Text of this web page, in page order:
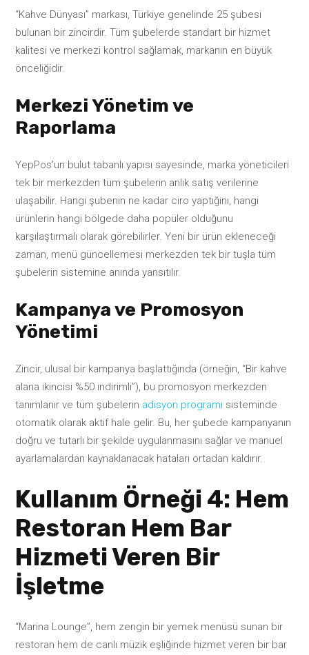
“Kahve Dünyası” markası, Türkiye genelinde 25 şubesi
bulunan bir zincirdir. Tüm şubelerde standart bir hizmet
kalitesi ve merkezi kontrol sağlamak, markanın en büyük
önceliğidir.
Merkezi Yönetim ve
Raporlama
YepPos’un bulut tabanlı yapısı sayesinde, marka yöneticileri
tek bir merkezden tüm şubelerin anlık satış verilerine
ulaşabilir. Hangi şubenin ne kadar ciro yaptığını, hangi
ürünlerin hangi bölgede daha popüler olduğunu
karşılaştırmalı olarak görebilirler. Yeni bir ürün ekleneceği
zaman, menü güncellemesi merkezden tek bir tuşla tüm
şubelerin sistemine anında yansıtılır.
Kampanya ve Promosyon
Yönetimi
Zincir, ulusal bir kampanya başlattığında (örneğin, “Bir kahve
alana ikincisi %50 indirimli”), bu promosyon merkezden
tanımlanır ve tüm şubelerin adisyon programı sisteminde
otomatik olarak aktif hale gelir. Bu, her şubede kampanyanın
doğru ve tutarlı bir şekilde uygulanmasını sağlar ve manuel
ayarlamalardan kaynaklanacak hataları ortadan kaldırır.
Kullanım Örneği 4: Hem
Restoran Hem Bar
Hizmeti Veren Bir
İşletme
“Marina Lounge”, hem zengin bir yemek menüsü sunan bir
restoran hem de canlı müzik eşliğinde hizmet veren bir bar